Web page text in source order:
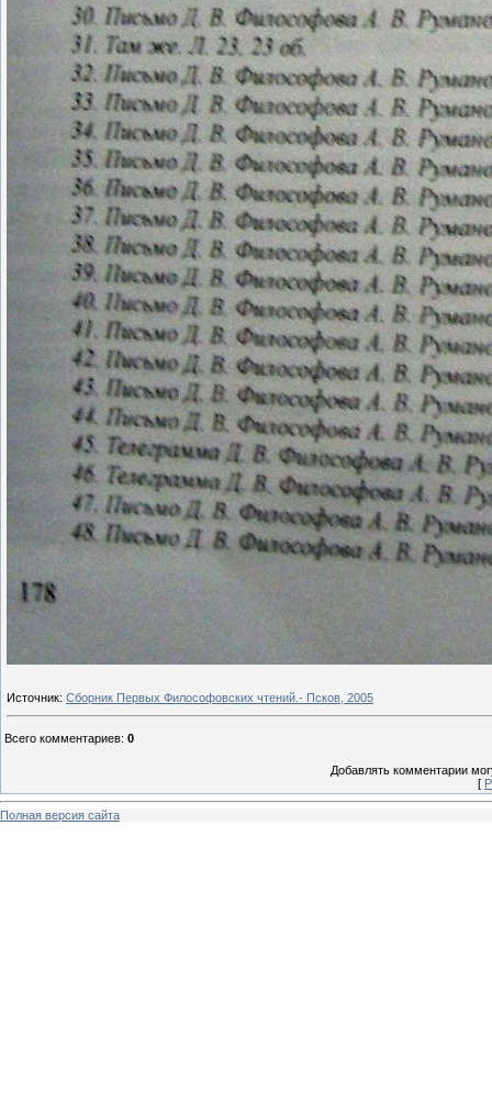
Источник: Сборник Первых Философовских чтений.- Псков, 2005
Всего комментариев: 0
Добавлять комментарии
[
Полная версия сайта